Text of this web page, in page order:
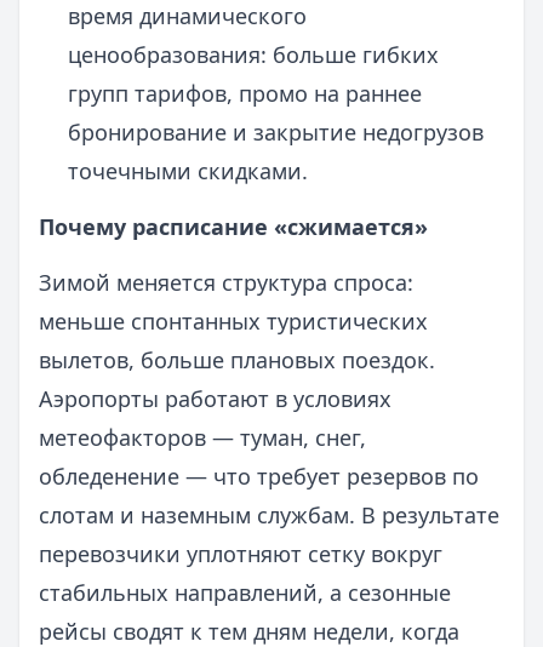
время динамического
ценообразования: больше гибких
групп тарифов, промо на раннее
бронирование и закрытие недогрузов
точечными скидками.
Почему расписание «сжимается»
Зимой меняется структура спроса:
меньше спонтанных туристических
вылетов, больше плановых поездок.
Аэропорты работают в условиях
метеофакторов — туман, снег,
обледенение — что требует резервов по
слотам и наземным службам. В результате
перевозчики уплотняют сетку вокруг
стабильных направлений, а сезонные
рейсы сводят к тем дням недели, когда